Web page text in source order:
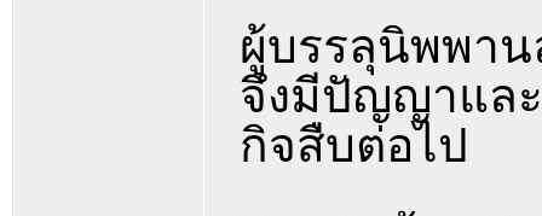
ผู้บรรลุนิพพา
จึงมีปัญญาและ
กิจสืบต่อไป